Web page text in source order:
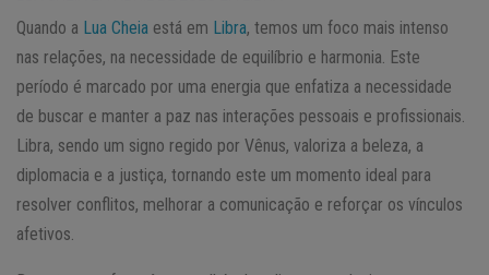
Quando a Lua Cheia está em Libra, temos um foco mais intenso
nas relações, na necessidade de equilíbrio e harmonia. Este
período é marcado por uma energia que enfatiza a necessidade
de buscar e manter a paz nas interações pessoais e profissionais.
Libra, sendo um signo regido por Vênus, valoriza a beleza, a
diplomacia e a justiça, tornando este um momento ideal para
resolver conflitos, melhorar a comunicação e reforçar os vínculos
afetivos.